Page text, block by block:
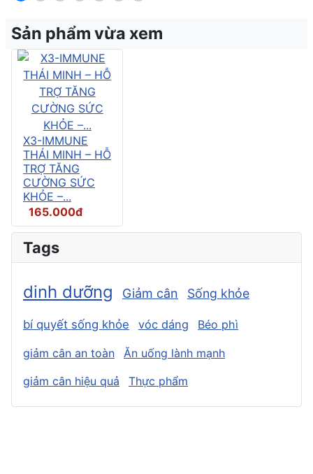
Sản phẩm vừa xem
X3-IMMUNE
THÁI MINH – HỖ
TRỢ TĂNG
CƯỜNG SỨC
KHỎE –...
165.000đ
Tags
dinh dưỡng Giảm cân Sống khỏe
bí quyết sống khỏe vóc dáng Béo phì
giảm cân an toàn
Ăn uống lành mạnh
giảm cân hiệu quả
Thực phẩm